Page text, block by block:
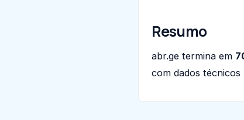
Resumo
abr.ge termina em
com dados técnicos